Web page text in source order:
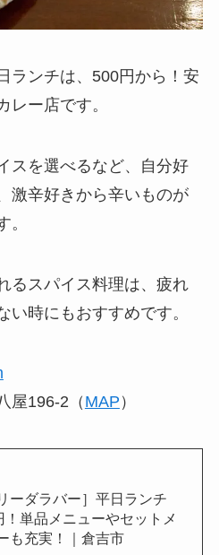
ランチは、500円から！安
レー店です。
スを選べるなど、自分好
激辛好きから辛いものが
。
るスパイス料理は、疲れ
い時にもおすすめです。
屋196-2（ MAP ）
ーダラバー］平日ランチ
！単品メニューやセットメ
も充実！｜倉吉市